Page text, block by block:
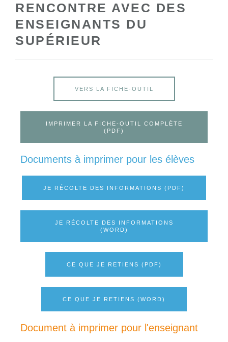
RENCONTRE AVEC DES
ENSEIGNANTS DU
SUPÉRIEUR
VERS LA FICHE-OUTIL
IMPRIMER LA FICHE-OUTIL COMPLÈTE
(PDF)
Documents à imprimer pour les élèves
JE RÉCOLTE DES INFORMATIONS (PDF)
JE RÉCOLTE DES INFORMATIONS
(WORD)
CE QUE JE RETIENS (PDF)
CE QUE JE RETIENS (WORD)
Document à imprimer pour l'enseignant